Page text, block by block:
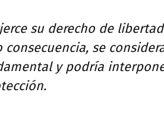
su derecho de
se
y podría